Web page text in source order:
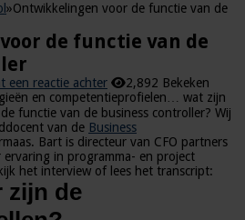
»Ontwikkelingen voor de functie van de
de functie van de
een reactie achter
2,892 Bekeken
en competentieprofielen… wat zijn
functie van de business controller? Wij
van de Business
Bart is directeur van CFO partners
in programma- en project
het interview of lees het transcript:
zijn de